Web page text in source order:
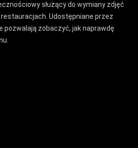
służący do wymiany zdjęć
Udostępniane przez
zobaczyć, jak naprawdę